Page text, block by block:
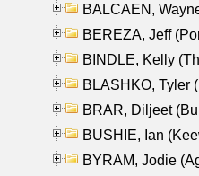
BALCAEN,
BEREZA, Jeff
BINDLE, Kelly
BLASHKO, Tyler
BRAR, Diljeet
BUSHIE, Ian
BYRAM, Jodie